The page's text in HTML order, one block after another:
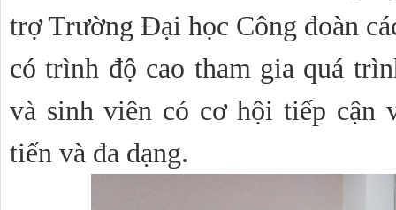
trợ Trường Đại học Công đoàn
có trình độ cao tham gia quá
và sinh viên có cơ hội tiếp cận
tiến và đa dạng.